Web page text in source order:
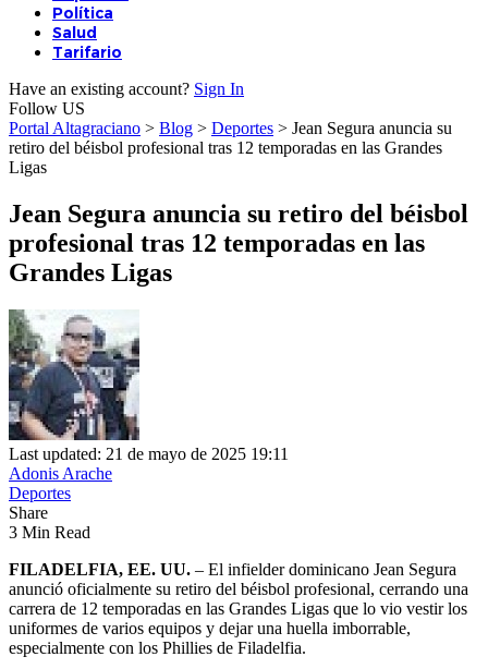
Política
Salud
Tarifario
Have an existing account? Sign In
Follow US
Portal Altagraciano > Blog > Deportes > Jean Segura anuncia su
retiro del béisbol profesional tras 12 temporadas en las Grandes
Ligas
Jean Segura anuncia su retiro del béisbol
profesional tras 12 temporadas en las
Grandes Ligas
Last updated: 21 de mayo de 2025 19:11
Adonis Arache
Deportes
Share
3 Min Read
FILADELFIA, EE. UU. – El infielder dominicano Jean Segura
anunció oficialmente su retiro del béisbol profesional, cerrando una
carrera de 12 temporadas en las Grandes Ligas que lo vio vestir los
uniformes de varios equipos y dejar una huella imborrable,
especialmente con los Phillies de Filadelfia.